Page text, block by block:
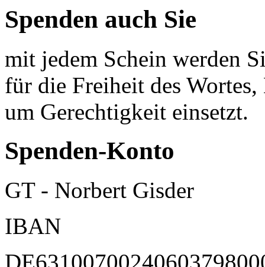
Spenden auch Sie
mit jedem Schein werden
für die Freiheit des
um Gerechtigkeit einsetzt.
Spenden-Konto
GT - Norbert Gisder
IBAN